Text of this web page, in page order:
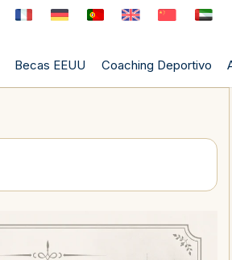
Becas EEUU Coaching Deportivo